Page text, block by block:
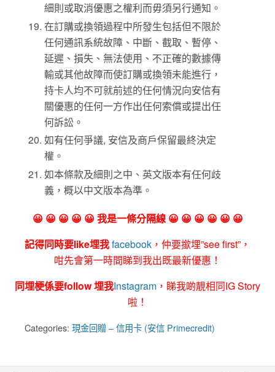
細則或取消優惠之權利而毋須另行通知。
在訂購或換領過程中所發生包括但不限於
任何通訊系統故障、中斷、截取、暫停、
延遲、損失、無法使用、不正確的數據傳
輸或其他故障而使訂購或換領未能進行，
持卡人均不可就前述的任何情況向安信有
關優惠的任何一方作出任何索償或提出任
何訴訟。
如有任何爭議, 安信及商戶保留最終決定
權。
如本條款及細則之中、英文版本有任何歧
義，概以中文版本為準。
😀 😀 😀 😀 😀 我是一條分隔線 😀 😀 😀 😀 😀 😀
記得同時要like埋我facebook ，仲要撳埋”see first”，
咁先會第一時間睇到我出既最新優惠！
同埋梗係要follow 埋我Instagram ，睇我啲靚相同IG Story
啦！
Categories: 現金回贈 – 信用卡 (安信 Primecredit)